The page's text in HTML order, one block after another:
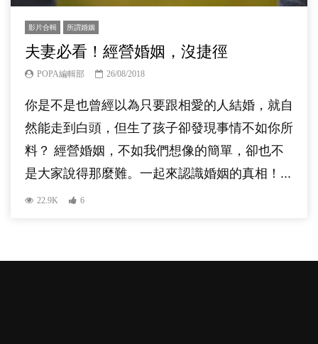
影片合輯 所謂婚姻
夫妻必看！經營婚姻，沒捷徑
POPA編輯部 26/08/2018
你是不是也曾經以為只要跟相愛的人結婚，就自
然能走到白頭，但生了孩子卻發現事情不如你所
料？ 經營婚姻，不如我們想像的簡單，卻也不
是大家說得那麼難。一起來認識婚姻的真相！...
22.9K 6